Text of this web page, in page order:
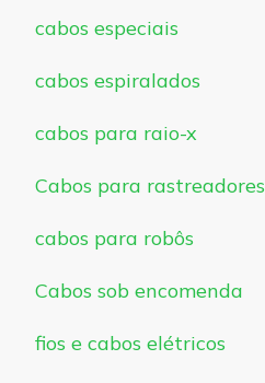
cabos especiais
cabos espiralados
cabos para raio-x
Cabos para rastreadores
cabos para robôs
Cabos sob encomenda
fios e cabos elétricos